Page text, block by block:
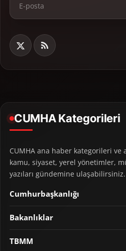
CUMHA Kategorileri
CUMHA ana haber kategorileri ve
kamu, siyaset, yerel yönetimler,
yazıları gündemine ulaşabilirsiniz.
Cumhurbaşkanlığı
Bakanlıklar
TBMM